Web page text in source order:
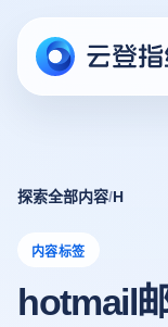
探索全部内容/H
内容标签
hotmail